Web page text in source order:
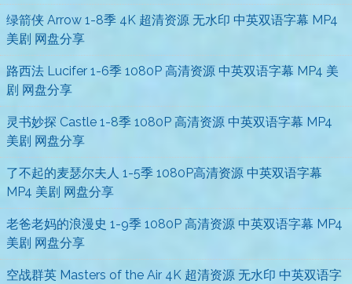
绿箭侠 Arrow 1-8季 4K 超清资源 无水印 中英双语字幕 MP4
美剧 网盘分享
路西法 Lucifer 1-6季 1080P 高清资源 中英双语字幕 MP4 美
剧 网盘分享
灵书妙探 Castle 1-8季 1080P 高清资源 中英双语字幕 MP4
美剧 网盘分享
了不起的麦瑟尔夫人 1-5季 1080P高清资源 中英双语字幕
MP4 美剧 网盘分享
老爸老妈的浪漫史 1-9季 1080P 高清资源 中英双语字幕 MP4
美剧 网盘分享
空战群英 Masters of the Air 4K 超清资源 无水印 中英双语字